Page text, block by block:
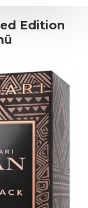
Edition